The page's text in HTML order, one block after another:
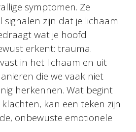
symptomen. Ze
zijn dat je lichaam
wat je hoofd
erkent: trauma.
in het lichaam en uit
die we vaak niet
herkennen. Wat begint
kan een teken zijn
onbewuste emotionele